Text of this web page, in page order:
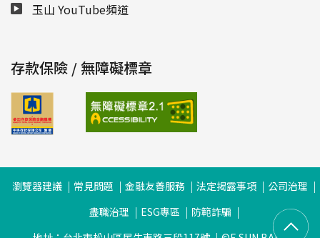
玉山 YouTube頻道
存款保險 / 無障礙標章
瀏覽器建議 常見問題 金融友善服務 法定揭露事項
公司治理
盡職治理
ESG專區
防範詐騙